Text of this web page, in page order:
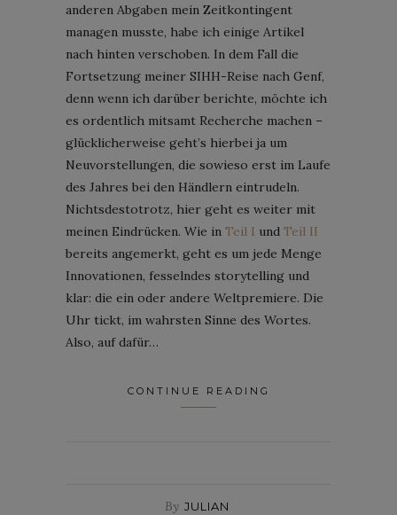
anderen Abgaben mein Zeitkontingent
managen musste, habe ich einige Artikel
nach hinten verschoben. In dem Fall die
Fortsetzung meiner SIHH-Reise nach Genf,
denn wenn ich darüber berichte, möchte ich
es ordentlich mitsamt Recherche machen –
glücklicherweise geht’s hierbei ja um
Neuvorstellungen, die sowieso erst im Laufe
des Jahres bei den Händlern eintrudeln.
Nichtsdestotrotz, hier geht es weiter mit
meinen Eindrücken. Wie in Teil I und Teil II
bereits angemerkt, geht es um jede Menge
Innovationen, fesselndes storytelling und
klar: die ein oder andere Weltpremiere. Die
Uhr tickt, im wahrsten Sinne des Wortes.
Also, auf dafür…
CONTINUE READING
By JULIAN